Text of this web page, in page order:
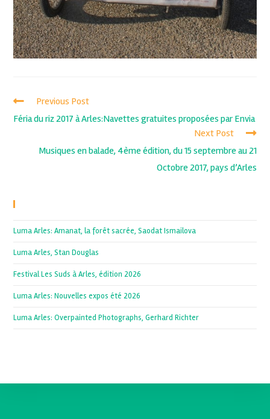
Previous Post
Féria du riz 2017 à Arles:Navettes gratuites proposées par Envia
Next Post
Musiques en balade, 4ème édition, du 15 septembre au 21
Octobre 2017, pays d’Arles
Luma Arles: Amanat, la forêt sacrée, Saodat Ismailova
Luma Arles, Stan Douglas
Festival Les Suds à Arles, édition 2026
Luma Arles: Nouvelles expos été 2026
Luma Arles: Overpainted Photographs, Gerhard Richter